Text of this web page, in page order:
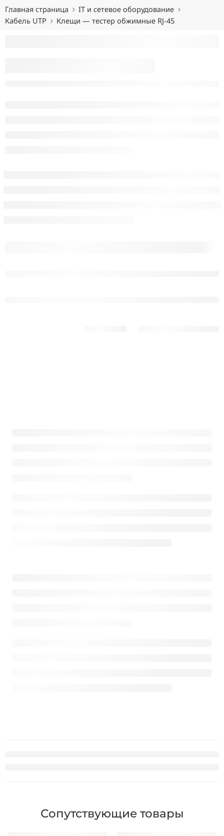
Главная страница
IT и сетевое оборудование
Кабель UTP
Клещи — тестер обжимные RJ-45
Сопутствующие товары